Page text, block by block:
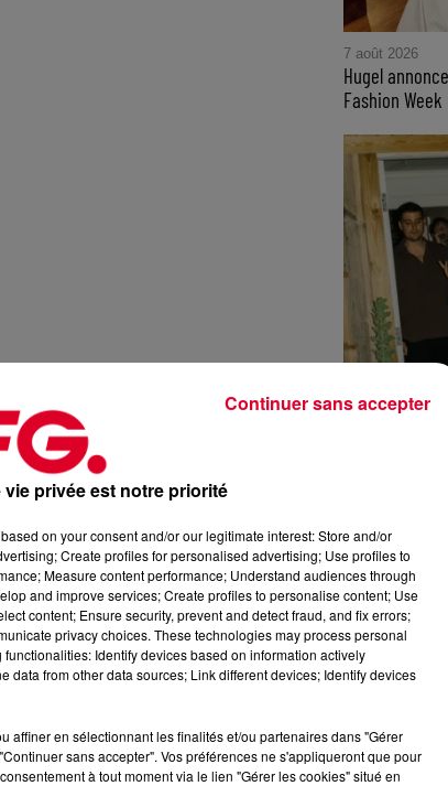
7 août 2026
Hugel
Fashion Week
Parcels rend
scène en
privée est notre priorité
on your consent and/or our legitimate interest: Store and/or
Create profiles for personalised advertising; Use profiles to
Measure content performance; Understand audiences through
and improve services; Create profiles to personalise content; Use
content; Ensure security, prevent and detect fraud, and fix errors;
privacy choices. These technologies may process personal
Identify devices based on information actively
from other data sources; Link different devices; Identify devices
affiner en sélectionnant les finalités et/ou partenaires dans "Gérer
sans accepter". Vos préférences ne s'appliqueront que pour
à tout moment via le lien "Gérer les cookies" situé en
Continuer sans accepter